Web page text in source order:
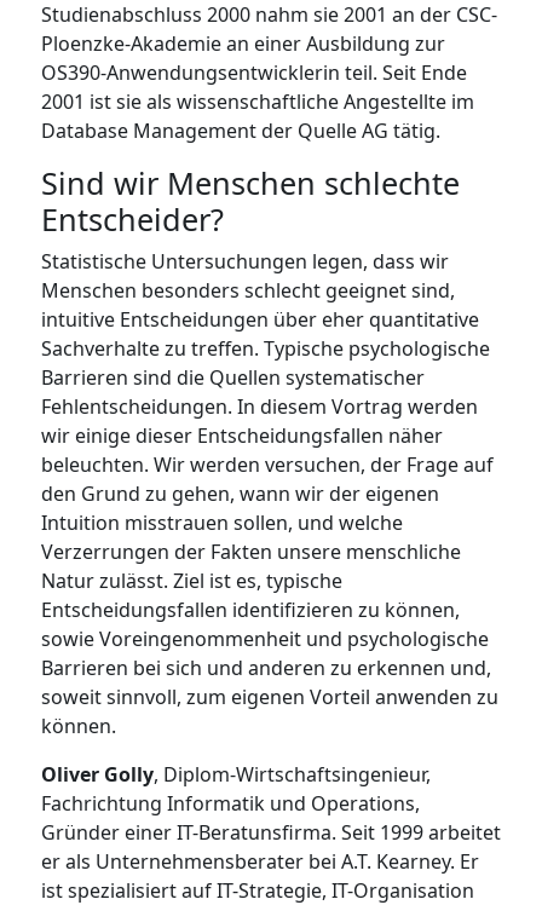
Studienabschluss 2000 nahm sie 2001 an der CSC-
Ploenzke-Akademie an einer Ausbildung zur
OS390-Anwendungsentwicklerin teil. Seit Ende
2001 ist sie als wissenschaftliche Angestellte im
Database Management der Quelle AG tätig.
Sind wir Menschen schlechte
Entscheider?
Statistische Untersuchungen legen, dass wir
Menschen besonders schlecht geeignet sind,
intuitive Entscheidungen über eher quantitative
Sachverhalte zu treffen. Typische psychologische
Barrieren sind die Quellen systematischer
Fehlentscheidungen. In diesem Vortrag werden
wir einige dieser Entscheidungsfallen näher
beleuchten. Wir werden versuchen, der Frage auf
den Grund zu gehen, wann wir der eigenen
Intuition misstrauen sollen, und welche
Verzerrungen der Fakten unsere menschliche
Natur zulässt. Ziel ist es, typische
Entscheidungsfallen identifizieren zu können,
sowie Voreingenommenheit und psychologische
Barrieren bei sich und anderen zu erkennen und,
soweit sinnvoll, zum eigenen Vorteil anwenden zu
können.
Oliver Golly, Diplom-Wirtschaftsingenieur,
Fachrichtung Informatik und Operations,
Gründer einer IT-Beratunsfirma. Seit 1999 arbeitet
er als Unternehmensberater bei A.T. Kearney. Er
ist spezialisiert auf IT-Strategie, IT-Organisation